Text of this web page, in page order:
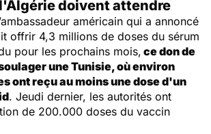
doivent attendre
américain qui a annoncé
offrir 4,3 millions de doses du sérum
pour les prochains mois,ce don de
une Tunisie, où environ
ont reçu au moins une dose d'un
. Jeudi dernier, les autorités ont
de 200.000 doses du vaccin